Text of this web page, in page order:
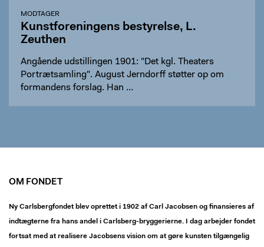
MODTAGER
Kunstforeningens bestyrelse, L.
Zeuthen
Angående udstillingen 1901: "Det kgl. Theaters
Portrætsamling". August Jerndorff støtter op om
formandens forslag. Han …
OM FONDET
Ny Carlsbergfondet blev oprettet i 1902 af Carl Jacobsen og finansieres af
indtægterne fra hans andel i Carlsberg-bryggerierne. I dag arbejder fondet
fortsat med at realisere Jacobsens vision om at gøre kunsten tilgængelig